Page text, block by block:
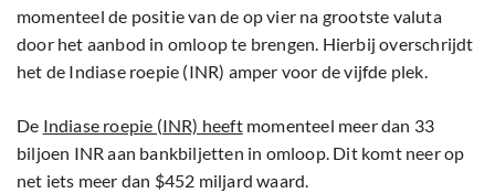
momenteel de positie van de op vier na grootste valuta
door het aanbod in omloop te brengen. Hierbij overschrijdt
het de Indiase roepie (INR) amper voor de vijfde plek.
De Indiase roepie (INR) heeftmomenteel meer dan 33
biljoen INR aan bankbiljetten in omloop. Dit komt neer op
net iets meer dan $452 miljard waard.